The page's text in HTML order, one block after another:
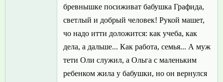
бревнышке посиживат бабушка Графида,
светлый и добрый человек! Рукой машет,
чо надо итти доложится: как учеба, как
дела, а дальше... Как работа, семья... А муж
тети Оли служил, а Ольга c маленьким
ребенком жила у бабушки, но он вернулся